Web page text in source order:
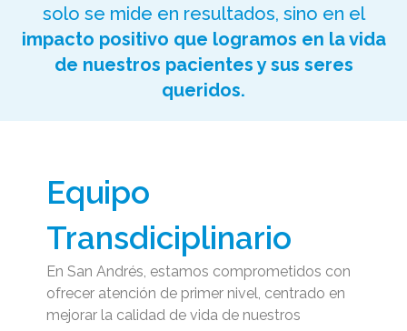
solo se mide en resultados, sino en el
impacto positivo que logramos en la vida
de nuestros pacientes y sus seres
queridos.
Equipo
Transdiciplinario
En San Andrés, estamos comprometidos con
ofrecer atención de primer nivel, centrado en
mejorar la calidad de vida de nuestros